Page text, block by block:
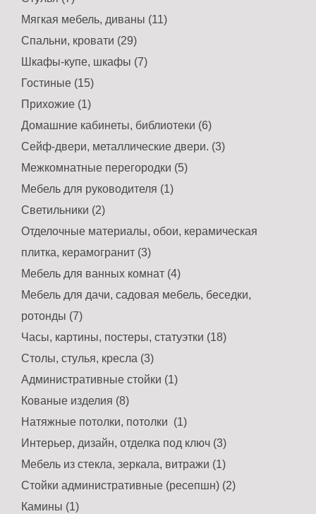
Мягкая мебель, диваны (11)
Спальни, кровати (29)
Шкафы-купе, шкафы (7)
Гостиные (15)
Прихожие (1)
Домашние кабинеты, библиотеки (6)
Сейф-двери, металлические двери. (3)
Межкомнатные перегородки (5)
Мебель для руководителя (1)
Светильники (2)
Отделочные материалы, обои, керамическая
плитка, керамогранит (3)
Мебель для ванных комнат (4)
Мебель для дачи, садовая мебель, беседки,
ротонды (7)
Часы, картины, постеры, статуэтки (18)
Столы, стулья, кресла (3)
Административные стойки (1)
Кованые изделия (8)
Натяжные потолки, потолки (1)
Интерьер, дизайн, отделка под ключ (3)
Мебель из стекла, зеркала, витражи (1)
Стойки административные (ресепшн) (2)
Камины (1)